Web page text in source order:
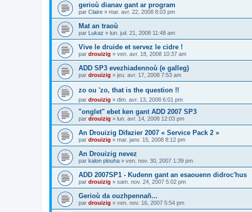
gerioù dianav gant ar program
par Claire » mar. avr. 22, 2008 8:03 pm
Mat an traoù
par Lukaz » lun. juil. 21, 2008 11:48 am
Vive le druide et servez le cidre !
par drouizig » ven. avr. 18, 2008 10:37 am
ADD SP3 evezhiadennoù (e galleg)
par drouizig » jeu. avr. 17, 2008 7:53 am
zo ou 'zo, that is the question !!
par drouizig » dim. avr. 13, 2008 6:01 pm
"onglet" ebet ken gant ADD 2007 SP3
par drouizig » lun. avr. 14, 2008 12:03 pm
An Drouizig Difazier 2007 « Service Pack 2 »
par drouizig » mar. janv. 15, 2008 8:12 pm
An Drouizig nevez
par kalon plouha » ven. nov. 30, 2007 1:39 pm
ADD 2007SP1 - Kudenn gant an esaouenn didroc'hus
par drouizig » sam. nov. 24, 2007 5:02 pm
Gerioù da ouzhpennañ...
par drouizig » ven. nov. 16, 2007 5:54 pm